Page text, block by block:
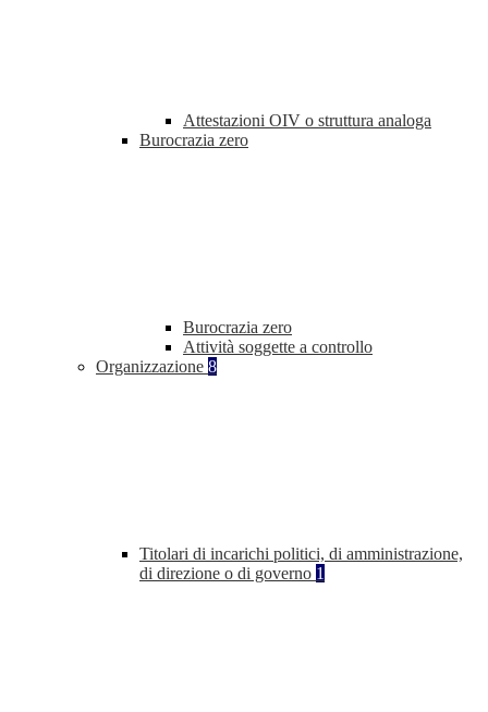
Attestazioni OIV o struttura analoga
Burocrazia zero
Burocrazia zero
Attività soggette a controllo
Organizzazione 8
Titolari di incarichi politici, di amministrazione,
di direzione o di governo 1